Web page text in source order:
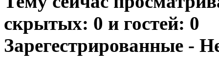
скрытых: 0 и гостей: 0
Зарегестрированные -